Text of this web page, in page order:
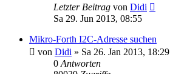
Letzter Beitrag von Didi
Sa 29. Jun 2013, 08:55
Mikro-Forth I2C-Adresse suchen
von Didi » Sa 26. Jan 2013, 18:29
0 Antworten